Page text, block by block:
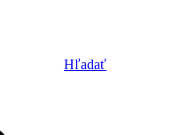
Hľadať